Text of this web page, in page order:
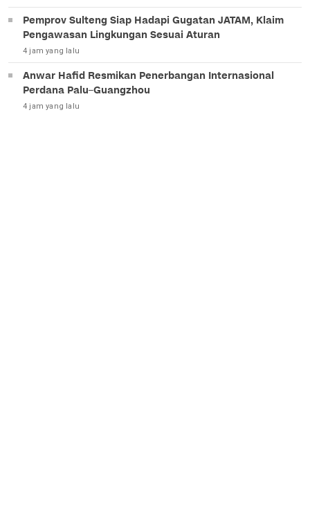
Pemprov Sulteng Siap Hadapi Gugatan JATAM, Klaim
Pengawasan Lingkungan Sesuai Aturan
4 jam yang lalu
Anwar Hafid Resmikan Penerbangan Internasional
Perdana Palu–Guangzhou
4 jam yang lalu